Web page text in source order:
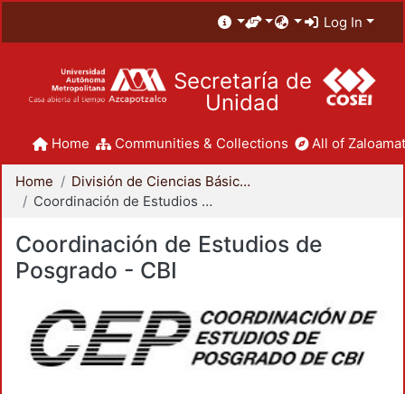
Log In
Secretaría de
Unidad
Home Communities & Collections All of
Home
División de Ciencias Básicas e Ingeniería
Coordinación de Estudios de Posgrado - CBI
Coordinación de Estudios de
Posgrado - CBI